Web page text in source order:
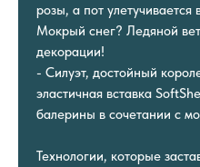
розы, а пот
Мокрый снег? Ледяной
декорации!
- Силуэт, достойный
эластичная вставка
балерины в сочетании с
Технологии, которые